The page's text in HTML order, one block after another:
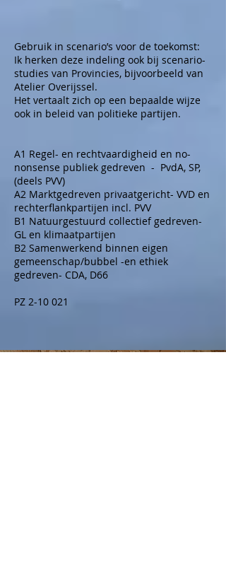
Gebruik in scenario’s voor de toekomst:
Ik herken deze indeling ook bij scenario-
studies van Provincies, bijvoorbeeld van
Atelier Overijssel.
Het vertaalt zich op een bepaalde wijze
ook in beleid van politieke partijen.
A1 Regel- en rechtvaardigheid en no-
nonsense publiek gedreven - PvdA, SP,
(deels PVV)
A2 Marktgedreven privaatgericht- VVD en
rechterflankpartijen incl. PVV
B1 Natuurgestuurd collectief gedreven-
GL en klimaatpartijen
B2 Samenwerkend binnen eigen
gemeenschap/bubbel -en ethiek
gedreven- CDA, D66
PZ 2-10 021